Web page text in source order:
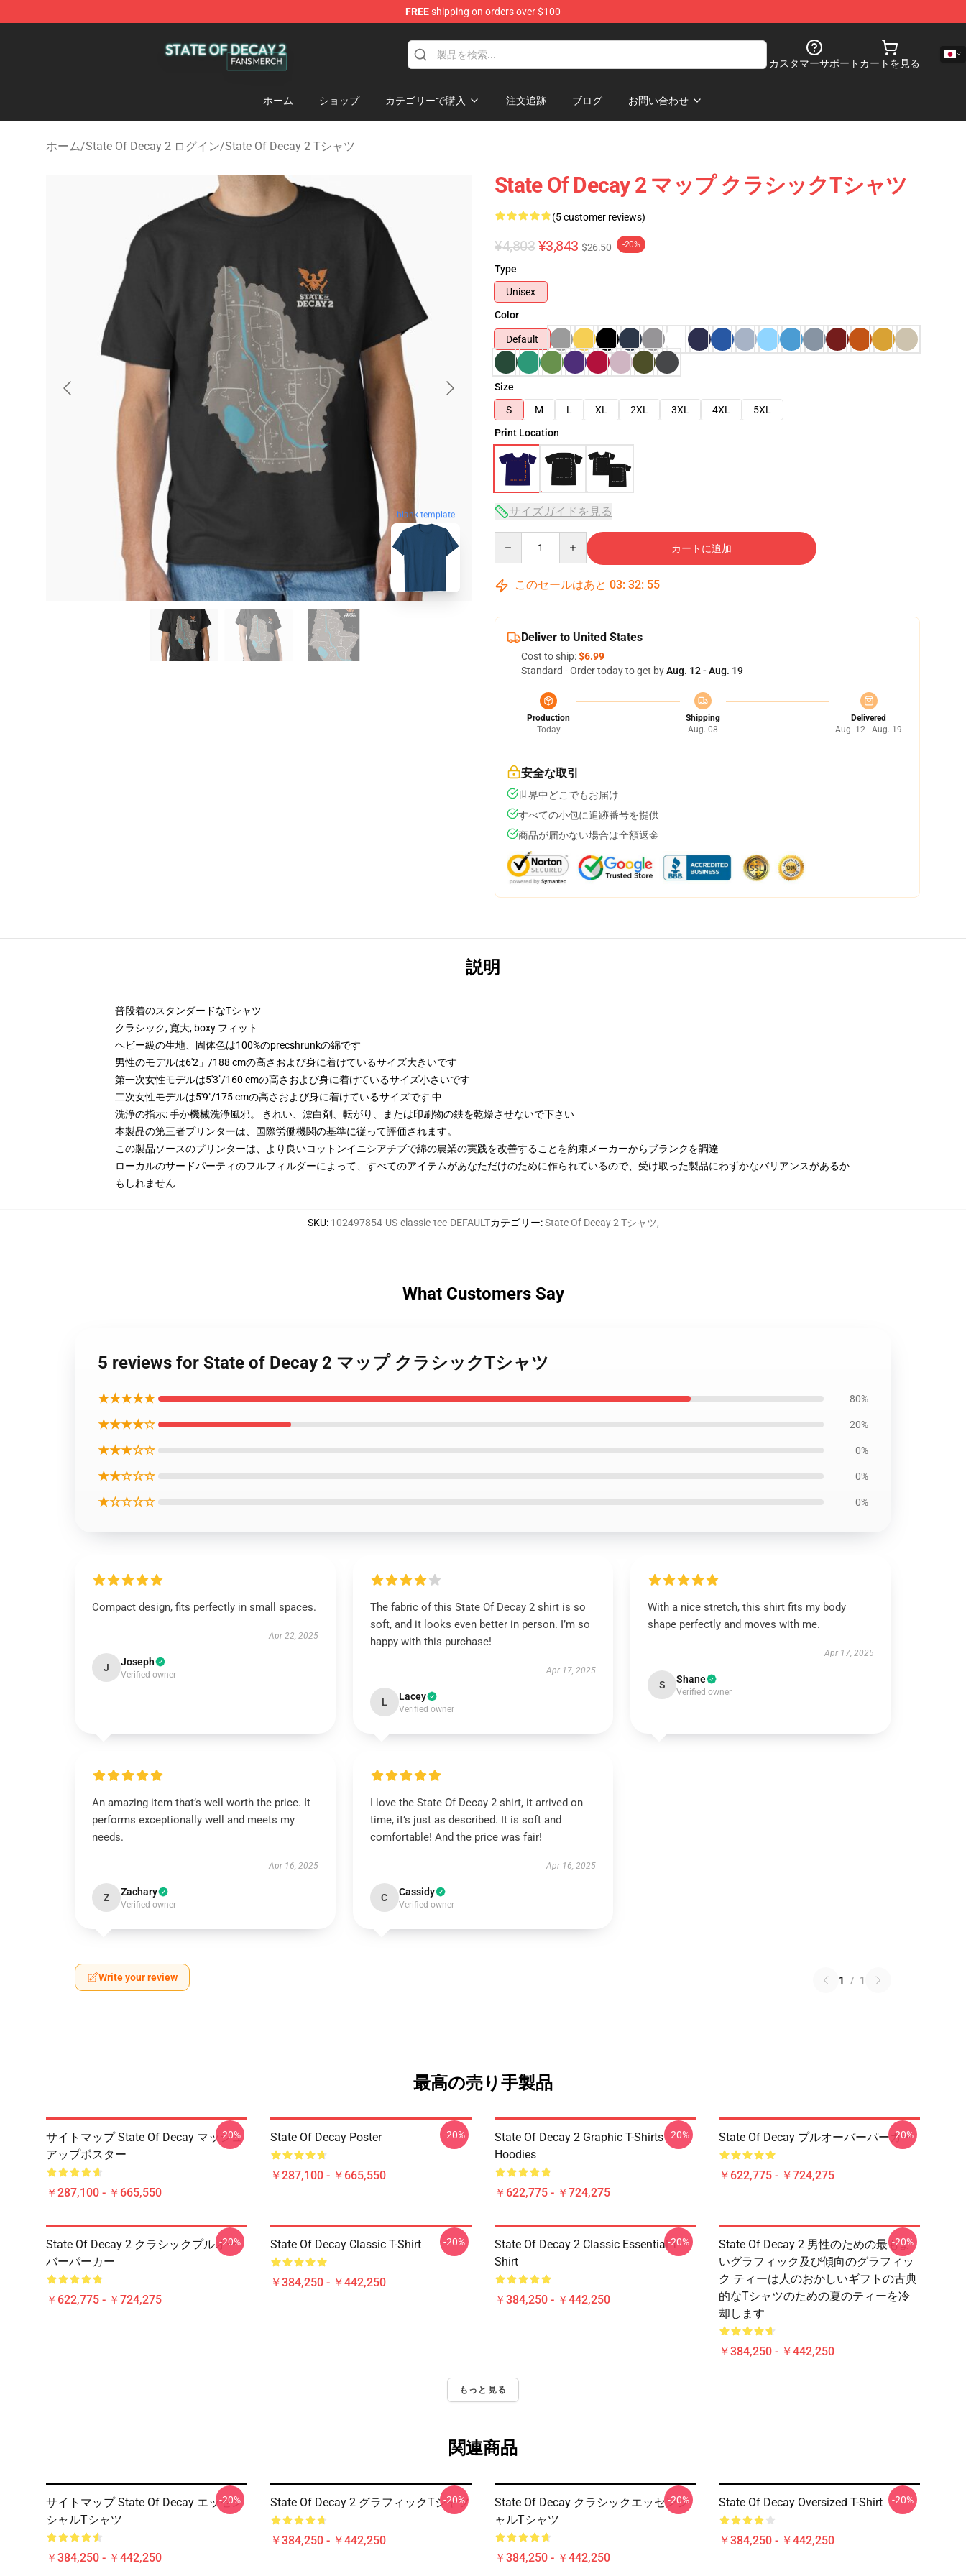
FREEshipping on orders over $100
カスタマーサポート カートを見る
ホーム ショップ カテゴリーで購入 注文追跡 ブログ お問い合わせ
ホーム/State Of Decay 2 ログイン/State Of Decay 2 Tシャツ
blank template
State Of Decay 2 マップ クラシックTシャツ
(5 customer reviews)
¥4,803 ¥3,843 $26.50 -20%
Type
Unisex
Color
Default
Size
S
M L XL 2XL 3XL 4XL
5XL
Print Location
サイズガイドを見る
カートに追加
このセールはあと 03: 32: 54
Deliver to United States
Cost to ship:$6.99
Standard - Order today to get byAug. 12 - Aug. 19
Production
Today
Shipping
Aug. 08
Delivered
Aug. 12 - Aug. 19
安全な取引
世界中どこでもお届け
すべての小包に追跡番号を提供
商品が届かない場合は全額返金
説明
普段着のスタンダードなTシャツ
クラシック, 寛大, boxy フィット
ヘビー級の生地、固体色は100%のprecshrunkの綿です
男性のモデルは6'2」/188 cmの高さおよび身に着けているサイズ大きいです
第一次女性モデルは5'3"/160 cmの高さおよび身に着けているサイズ小さいです
二次女性モデルは5'9"/175 cmの高さおよび身に着けているサイズです 中
洗浄の指示: 手か機械洗浄風邪。 きれい、漂白剤、転がり、または印刷物の鉄を乾燥させないで下さい
本製品の第三者プリンターは、国際労働機関の基準に従って評価されます。
この製品ソースのプリンターは、より良いコットンイニシアチブで綿の農業の実践を改善することを約束メーカーからブランクを調達
ローカルのサードパーティのフルフィルダーによって、すべてのアイテムがあなただけのために作られているので、受け取った製品にわずかなバリアンスがあるか
もしれません
SKU: 102497854-US-classic-tee-DEFAULTカテゴリー:State Of Decay 2 Tシャツ,
What Customers Say
5 reviews for State of Decay 2 マップ クラシックTシャツ
★★★★★ 80%
★★★★☆ 20%
★★★☆☆ 0%
★★☆☆☆ 0%
★☆☆☆☆ 0%
Compact design, fits perfectly in small spaces.
Apr 22, 2025
J Joseph
Verified owner
The fabric of this State Of Decay 2 shirt is so
soft, and it looks even better in person. I’m so
happy with this purchase!
Apr 17, 2025
L Lacey
Verified owner
With a nice stretch, this shirt fits my body
shape perfectly and moves with me.
Apr 17, 2025
S Shane
Verified owner
An amazing item that’s well worth the price. It
performs exceptionally well and meets my
needs.
Apr 16, 2025
Z Zachary
Verified owner
I love the State Of Decay 2 shirt, it arrived on
time, it’s just as described. It is soft and
comfortable! And the price was fair!
Apr 16, 2025
C Cassidy
Verified owner
Write your review 1 / 1
最高の売り手製品
サイトマップ State Of Decay マッシュ
アップポスター
￥287,100 - ￥665,550
-20% State Of Decay Poster
￥287,100 - ￥665,550
-20%
State Of Decay 2 Graphic T-Shirts
Hoodies
￥622,775 - ￥724,275
-20% State Of Decay プルオーバーパーカー
￥622,775 - ￥724,275
-20%
State Of Decay 2 クラシックプルオー
バーパーカー
￥622,775 - ￥724,275
-20% State Of Decay Classic T-Shirt
￥384,250 - ￥442,250
-20%
State Of Decay 2 Classic Essential T-
Shirt
￥384,250 - ￥442,250
-20%
State Of Decay 2 男性のための最もよ
いグラフィック及び傾向のグラフィッ
ク ティーは人のおかしいギフトの古典
的なTシャツのための夏のティーを冷
却します
￥384,250 - ￥442,250
-20%
もっと見る
関連商品
サイトマップ State Of Decay エッセン
シャルTシャツ
￥384,250 - ￥442,250
-20% State Of Decay 2 グラフィックTシャツ
￥384,250 - ￥442,250
-20%
State Of Decay クラシックエッセンシ
ャルTシャツ
￥384,250 - ￥442,250
-20% State Of Decay Oversized T-Shirt
￥384,250 - ￥442,250
-20%